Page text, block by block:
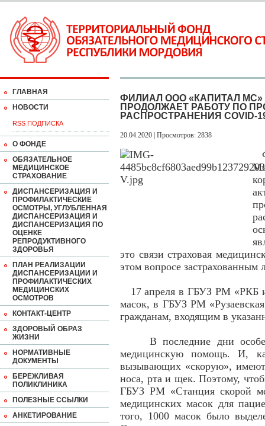
ГЛАВНАЯ
НОВОСТИ
RSS ПОДПИСКА
О ФОНДЕ
ОБЯЗАТЕЛЬНОЕ
МЕДИЦИНСКОЕ
СТРАХОВАНИЕ
ДИСПАНСЕРИЗАЦИЯ И
ПРОФИЛАКТИЧЕСКИЕ
ОСМОТРЫ, УГЛУБЛЕННАЯ
ДИСПАНСЕРИЗАЦИЯ И
ДИСПАНСЕРИЗАЦИЯ ПО
ОЦЕНКЕ
РЕПРОДУКТИВНОГО
ЗДОРОВЬЯ
ПЛАН РЕАЛИЗАЦИИ
ДИСПАНСЕРИЗАЦИИ И
ПРОФИЛАКТИЧЕСКИХ
МЕДИЦИНСКИХ
ОСМОТРОВ
КОНТАКТ-ЦЕНТР
ЗДОРОВЫЙ ОБРАЗ
ЖИЗНИ
НОРМАТИВНЫЕ
ДОКУМЕНТЫ
БЕРЕЖЛИВАЯ
ПОЛИКЛИНИКА
ПОЛЕЗНЫЕ ССЫЛКИ
АНКЕТИРОВАНИЕ
ФИЛИАЛ ООО «КАПИТАЛ
ПРОДОЛЖАЕТ РАБОТУ ПО
РАСПРОСТРАНЕНИЯ COVID-
20.04.2020 | Просмотров: 2838
это связи страховая
этом вопросе застрахованным
17 апреля в ГБУЗ РМ «РКБ
масок, в ГБУЗ РМ
гражданам, входящим в
В последние дни
медицинскую помощь. И,
вызывающих «скорую»,
носа, рта и щек. Поэтому,
ГБУЗ РМ «Станция скорой
медицинских масок для
того, 1000 масок было